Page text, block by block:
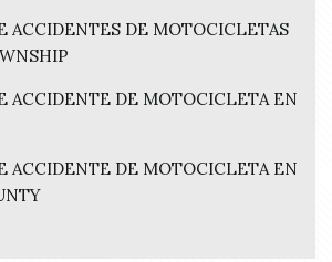
ACCIDENTES DE MOTOCICLETAS
ACCIDENTE DE MOTOCICLETA EN
ACCIDENTE DE MOTOCICLETA EN